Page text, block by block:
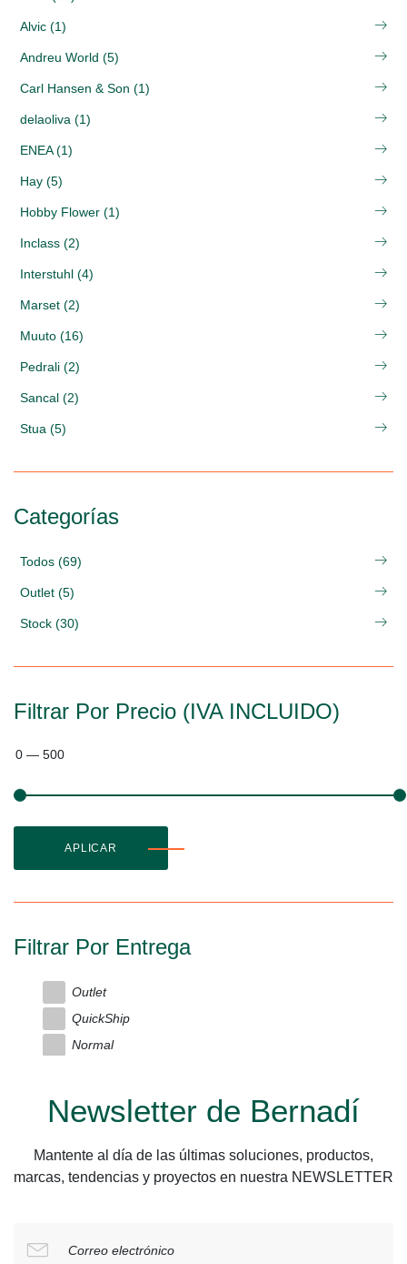
Alvic (1)
Andreu World (5)
Carl Hansen & Son (1)
delaoliva (1)
ENEA (1)
Hay (5)
Hobby Flower (1)
Inclass (2)
Interstuhl (4)
Marset (2)
Muuto (16)
Pedrali (2)
Sancal (2)
Stua (5)
Categorías
Todos (69)
Outlet (5)
Stock (30)
Filtrar Por Precio (IVA INCLUIDO)
0 — 500
APLICAR
Filtrar Por Entrega
Outlet
QuickShip
Normal
Newsletter de Bernadí
Mantente al día de las últimas soluciones, productos,
marcas, tendencias y proyectos en nuestra NEWSLETTER
Correo electrónico